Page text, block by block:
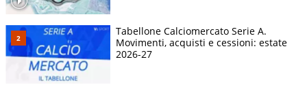
Tabellone Calciomercato Serie A.
Movimenti, acquisti e cessioni: estate
2026-27